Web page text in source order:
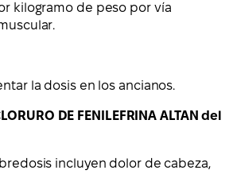
kilogramo de peso por vía
la dosis en los ancianos.
DE FENILEFRINA ALTAN del
incluyen dolor de cabeza,